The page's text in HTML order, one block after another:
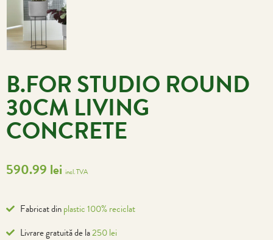
B.FOR STUDIO ROUND
30CM LIVING
CONCRETE
590.99 lei incl. TVA
Fabricat dinplastic 100% reciclat
Livrare gratuită de la250 lei